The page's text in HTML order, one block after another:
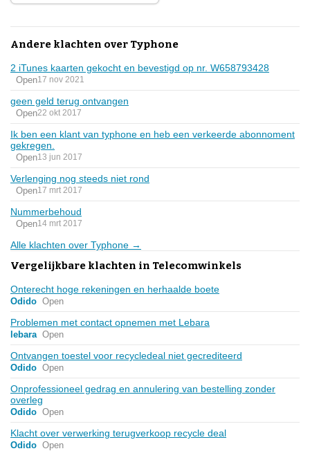
Andere klachten over Typhone
2 iTunes kaarten gekocht en bevestigd op nr. W658793428
Open17 nov 2021
geen geld terug ontvangen
Open22 okt 2017
Ik ben een klant van typhone en heb een verkeerde abonnoment
gekregen.
Open13 jun 2017
Verlenging nog steeds niet rond
Open17 mrt 2017
Nummerbehoud
Open14 mrt 2017
Alle klachten over Typhone →
Vergelijkbare klachten in Telecomwinkels
Onterecht hoge rekeningen en herhaalde boete
Odido Open
Problemen met contact opnemen met Lebara
lebara Open
Ontvangen toestel voor recycledeal niet gecrediteerd
Odido Open
Onprofessioneel gedrag en annulering van bestelling zonder
overleg
Odido Open
Klacht over verwerking terugverkoop recycle deal
Odido Open